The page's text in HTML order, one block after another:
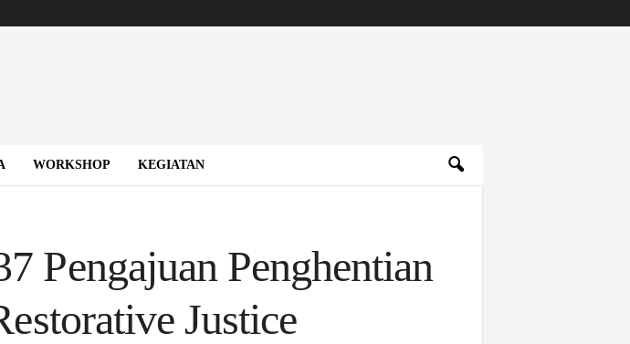
WORKSHOP KEGIATAN
Pengajuan Penghentian
Justice